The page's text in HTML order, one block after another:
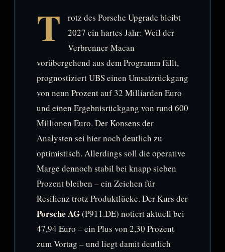
T
rotz des Porsche Upgrade bleibt
2027 ein hartes Jahr: Weil der
Verbrenner-Macan
vorübergehend aus dem Programm fällt,
prognostiziert UBS einen Umsatzrückgang
von neun Prozent auf 32 Milliarden Euro
und einen Ergebnisrückgang von rund 600
Millionen Euro. Der Konsens der
Analysten sei hier noch deutlich zu
optimistisch. Allerdings soll die operative
Marge dennoch stabil bei knapp sieben
Prozent bleiben – ein Zeichen für
Resilienz trotz Produktlücke. Der Kurs der
Porsche AG(P911.DE) notiert aktuell bei
47,94 Euro – ein Plus von 2,30 Prozent
zum Vortag – und liegt damit deutlich